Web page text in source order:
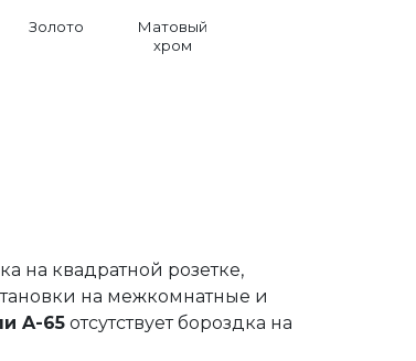
Золото
Матовый
хром
на квадратной розетке,
на межкомнатные и
A-65отсутствует бороздка на